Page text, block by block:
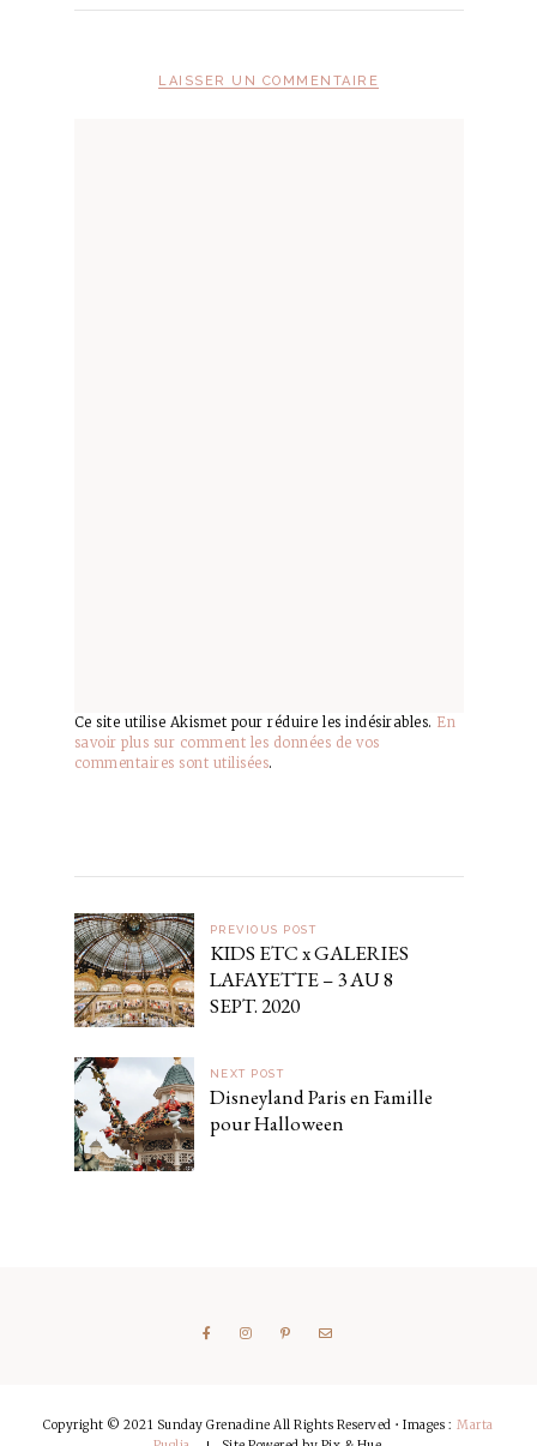
LAISSER UN COMMENTAIRE
Ce site utilise Akismet pour réduire les indésirables. En
savoir plus sur comment les données de vos
commentaires sont utilisées.
PREVIOUS POST
KIDS ETC x GALERIES
LAFAYETTE – 3 AU 8
SEPT. 2020
NEXT POST
Disneyland Paris en Famille
pour Halloween
Copyright © 2021 Sunday Grenadine All Rights Reserved • Images :Marta